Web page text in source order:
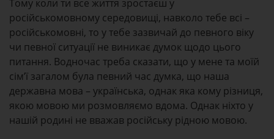
Тому коли ти все життя зростаєш у
російськомовному середовищі, навколо тебе всі –
російськомовні, то у тебе зазвичай до певного віку
чи певної ситуації не виникає думок щодо цього
питання. Водночас треба сказати, що у мене та моїй
сім’ї загалом була певний час думка, що наша
державна мова – українська, однак яка кому різниця,
якою мовою ми розмовляємо вдома. Однак ніхто у
нашій родині не вважав російську рідною мовою.